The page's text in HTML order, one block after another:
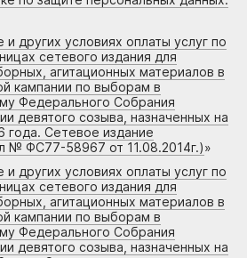
других условиях оплаты услуг по
сетевого издания для
агитационных материалов в
кампании по выборам в
Федерального Собрания
девятого созыва, назначенных на
года. Сетевое издание
№ ФС77-58967 от 11.08.2014г.)»
других условиях оплаты услуг по
сетевого издания для
агитационных материалов в
кампании по выборам в
Федерального Собрания
девятого созыва, назначенных на